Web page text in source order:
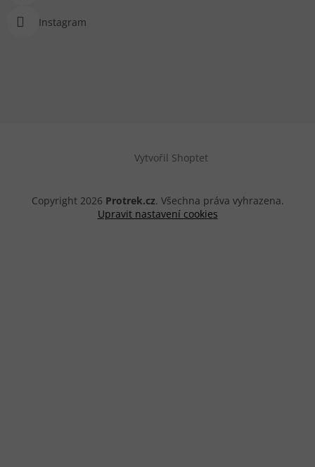
Instagram
Vytvořil Shoptet
Copyright 2026 Protrek.cz. Všechna práva vyhrazena.
Upravit nastavení cookies